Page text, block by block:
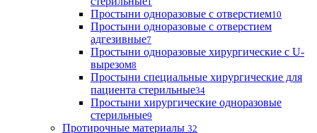
Простыни одноразовые с отверстием10
Простыни одноразовые с отверстием
адгезивные7
Простыни одноразовые хирургические с U-
вырезом8
Простыни специальные хирургические для
пациента стерильные34
Простыни хирургические одноразовые
стерильные9
Протирочные материалы 32